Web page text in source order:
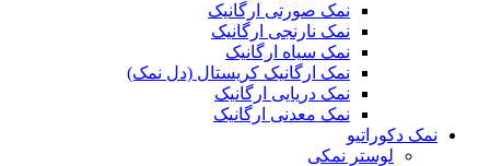
نمک صورتی ارگانیک
نمک نارنجی ارگانیک
نمک سیاه ارگانیک
نمک ارگانیک کریستال (دل نمک)
نمک دریایی ارگانیک
نمک معدنی ارگانیک
نمک دکوراتیو
لوستر نمکی